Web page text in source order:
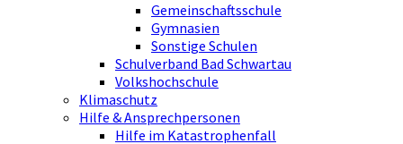
Gemeinschaftsschule
Gymnasien
Sonstige Schulen
Schulverband Bad Schwartau
Volkshochschule
Klimaschutz
Hilfe & Ansprechpersonen
Hilfe im Katastrophenfall